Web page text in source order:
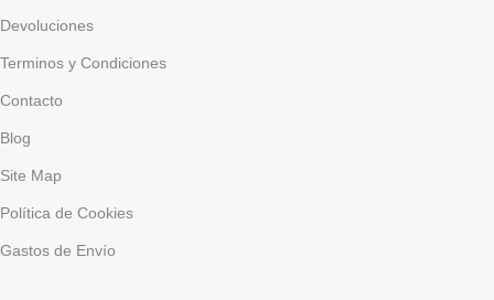
Devoluciones
Terminos y Condiciones
Contacto
Blog
Site Map
Política de Cookies
Gastos de Envío